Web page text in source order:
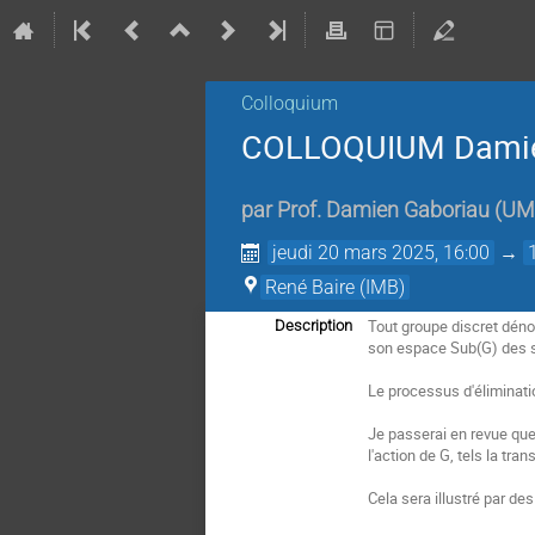
Colloquium
COLLOQUIUM
par Prof. Damien Gaboriau (
jeudi 20 mars 2025, 16:00 →
René Baire (IMB)
Description
Tout groupe discret
son espace Sub(G) des
Le processus
Je passerai en revue
l'action de G, tels la
Cela sera illustré par